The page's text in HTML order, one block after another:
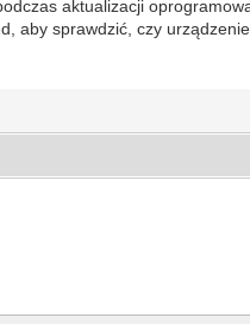
aktualizacji
aby sprawdzić, czy